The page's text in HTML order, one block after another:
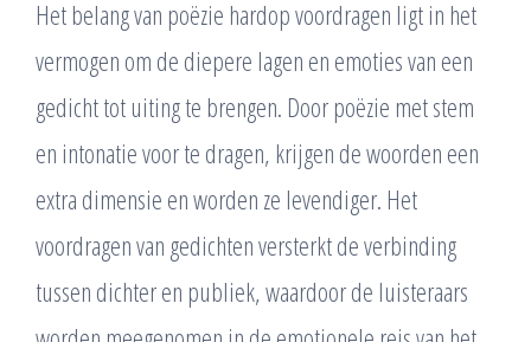
Het belang van poëzie hardop voordragen ligt in het
vermogen om de diepere lagen en emoties van een
gedicht tot uiting te brengen. Door poëzie met stem
en intonatie voor te dragen, krijgen de woorden een
extra dimensie en worden ze levendiger. Het
voordragen van gedichten versterkt de verbinding
tussen dichter en publiek, waardoor de luisteraars